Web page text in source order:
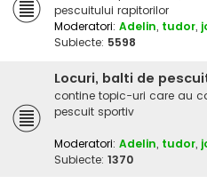
pescuitului rapitorilor
Moderatori: Adelin, tudor,
Subiecte: 5598
Locuri, balti de
contine topic-uri care au
pescuit sportiv
Moderatori: Adelin, tudor,
Subiecte: 1370